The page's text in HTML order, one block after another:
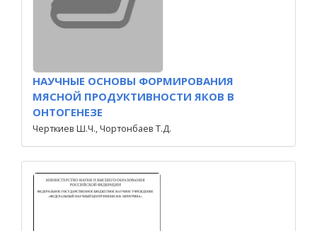
НАУЧНЫЕ ОСНОВЫ ФОРМИРОВАНИЯ
МЯСНОЙ ПРОДУКТИВНОСТИ ЯКОВ В
ОНТОГЕНЕЗЕ
Черткиев Ш.Ч., Чортонбаев Т.Д.